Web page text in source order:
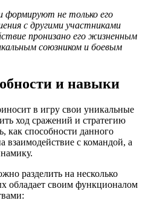
не только его
с другими участниками
пронизано его жизненным
союзником и боевым
и навыки
в игру свои уникальные
ход сражений и стратегию
как способности данного
взаимодействие с командой, а
разделить на несколько
обладает своим функционалом